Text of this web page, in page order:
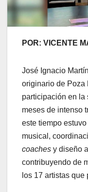
POR: VICENTE
José Ignacio
originario de Poza
participación en la
meses de intenso
este tiempo
musical,
coaches y diseño
contribuyendo de
los 17 artistas